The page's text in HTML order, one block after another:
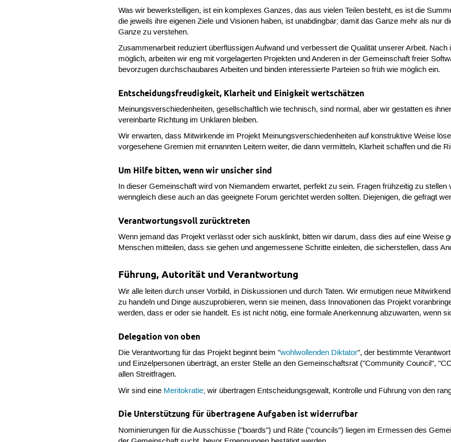
Was wir bewerkstelligen, ist ein komplexes Ganzes, das aus vielen Teilen besteht, es ist die
die jeweils ihre eigenen Ziele und Visionen haben, ist unabdingbar; damit das Ganze mehr als nur
Ganze zu verstehen.
Zusammenarbeit reduziert überflüssigen Aufwand und verbessert die Qualität unserer Arbeit.
möglich, arbeiten wir eng mit vorgelagerten Projekten und Anderen in der Gemeinschaft freier
bevorzugen durchschaubares Arbeiten und binden interessierte Parteien so früh wie möglich ein.
Entscheidungsfreudigkeit, Klarheit und Einigkeit wertschätzen
Meinungsverschiedenheiten, gesellschaftlich wie technisch, sind normal, aber wir gestatten es
vereinbarte Richtung im Unklaren bleiben.
Wir erwarten, dass Mitwirkende im Projekt Meinungsverschiedenheiten auf konstruktive Weise
vorgesehene Gremien mit ernannten Leitern weiter, die dann vermitteln, Klarheit schaffen und die
Um Hilfe bitten, wenn wir unsicher sind
In dieser Gemeinschaft wird von Niemandem erwartet, perfekt zu sein. Fragen frühzeitig zu
wenngleich diese auch an das geeignete Forum gerichtet werden sollten. Diejenigen, die gefragt
Verantwortungsvoll zurücktreten
Wenn jemand das Projekt verlässt oder sich ausklinkt, bitten wir darum, dass dies auf eine Weise
Menschen mitteilen, dass sie gehen und angemessene Schritte einleiten, die sicherstellen, dass
Führung, Autorität und Verantwortung
Wir alle leiten durch unser Vorbild, in Diskussionen und durch Taten. Wir ermutigen neue
zu handeln und Dinge auszuprobieren, wenn sie meinen, dass Innovationen das Projekt
werden, dass er oder sie handelt. Es ist nicht nötig, eine formale Anerkennung abzuwarten, wenn
Delegation von oben
Die Verantwortung für das Projekt beginnt beim "wohlwollenden Diktator", der bestimmte
und Einzelpersonen überträgt, an erster Stelle an den Gemeinschaftsrat ("Community Council",
allen Streitfragen.
Wir sind eine Meritokratie; wir übertragen Entscheidungsgewalt, Kontrolle und Führung von den
Die Unterstützung für übertragene Aufgaben ist widerrufbar
Nominierungen für die Ausschüsse ("boards") und Räte ("councils") liegen im Ermessen des